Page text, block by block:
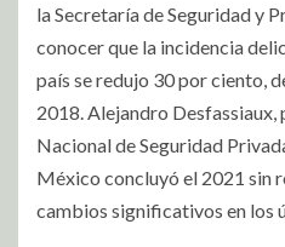
la Secretaría de Seguridad y
conocer que la incidencia
país se redujo 30 por ciento,
2018. Alejandro Desfassiaux,
Nacional de Seguridad
México concluyó el 2021 sin
cambios significativos en los